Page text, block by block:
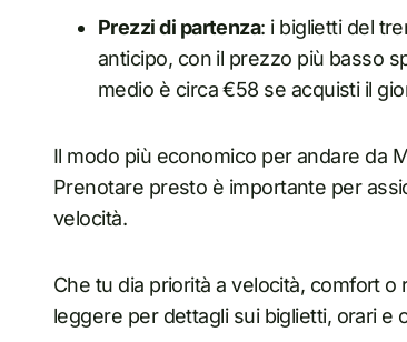
Prezzi di partenza: i biglietti del
anticipo, con il prezzo più basso
medio è circa €58 se acquisti il
Il modo più economico per andare da
Prenotare presto è importante per
velocità.
Che tu dia priorità a velocità, comfort o
leggere per dettagli sui biglietti, orari e